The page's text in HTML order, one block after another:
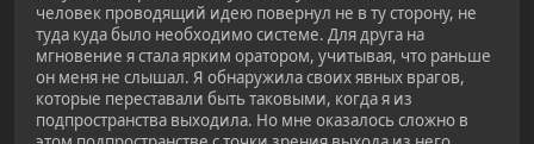
человек проводящий идею повернул не в ту сторону, не
туда куда было необходимо системе. Для друга на
мгновение я стала ярким оратором, учитывая, что раньше
он меня не слышал. Я обнаружила своих явных врагов,
которые переставали быть таковыми, когда я из
подпространства выходила. Но мне оказалось сложно в